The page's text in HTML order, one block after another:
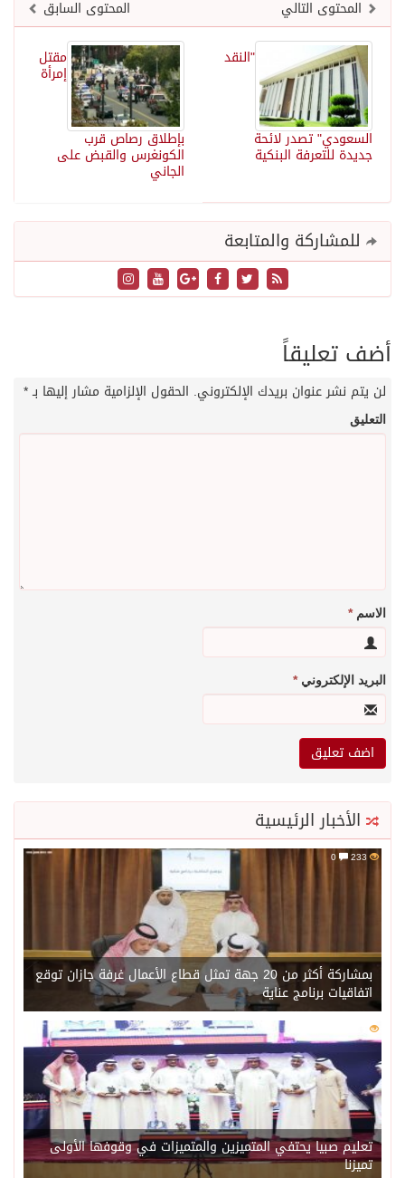
المحتوى السابق
المحتوى التالي
مقتل
إمرأة
بإطلاق رصاص قرب
الكونغرس والقبض على
الجاني
"النقد
السعودي" تصدر لائحة
جديدة للتعرفة البنكية
للمشاركة والمتابعة
أضف تعليقاً
لن يتم نشر عنوان بريدك الإلكتروني. الحقول الإلزامية مشار إليها بـ*
التعليق
الاسم*
البريد الإلكتروني*
الأخبار الرئيسية
233
بمشاركة أكثر من 20 جهة تمثل قطاع الأعمال غرفة جازان توقع
اتفاقيات برنامج عناية
215
تعليم صبيا يحتفي المتميزين والمتميزات في وقوفها الأولى
تميزنا